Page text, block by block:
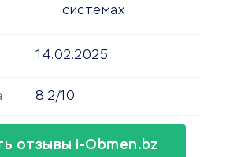
системах
14.02.2025
8.2/10
отзывы I-Obmen.bz